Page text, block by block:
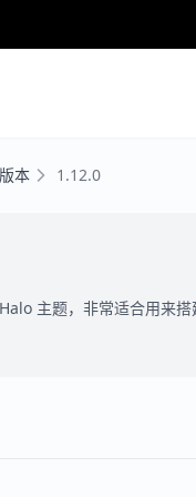
版本 1.12.0
主题，非常适合用来搭